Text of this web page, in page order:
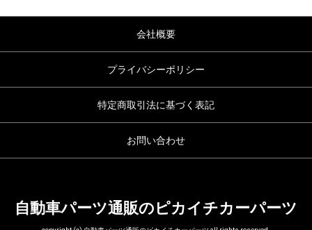
会社概要
プライバシーポリシー
特定商取引法に基づく表記
お問い合わせ
自動車パーツ通販のピカイチカーパーツ